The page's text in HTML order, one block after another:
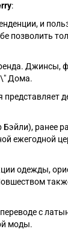
:
и
позволить
Джинсы,
Дома.
ранее
ежегодной
одежды,
с
моды.